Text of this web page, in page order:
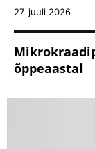
27. juuli 2026
õppeaastal